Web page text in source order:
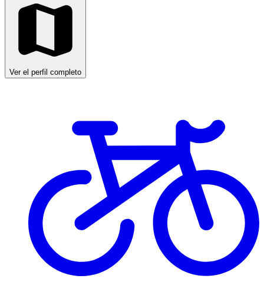
Ver el perfil completo